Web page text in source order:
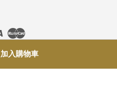
加入購物車
Visa Master
Return Policy 退換貨政策